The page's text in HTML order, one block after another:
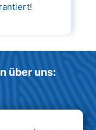
über uns: